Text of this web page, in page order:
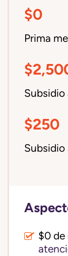
$0
Prima
Subsidio
$250
Subsidio
$0 de